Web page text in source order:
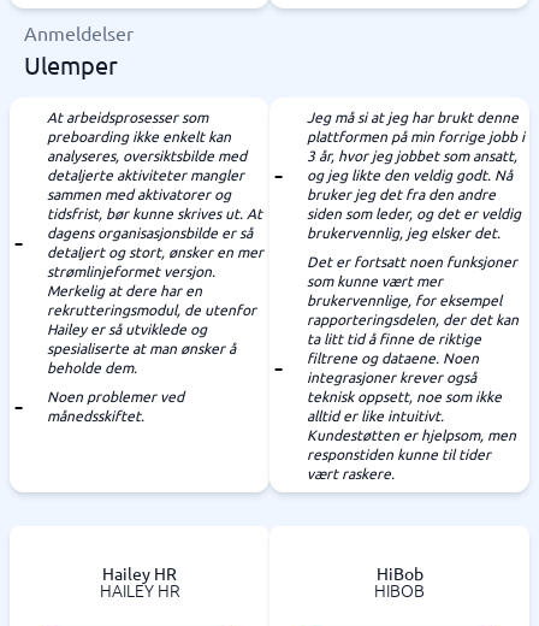
Anmeldelser
Ulemper
At arbeidsprosesser som
preboarding ikke enkelt kan
analyseres, oversiktsbilde med
detaljerte aktiviteter mangler
sammen med aktivatorer og
tidsfrist, bør kunne skrives ut. At
dagens organisasjonsbilde er så
detaljert og stort, ønsker en mer
strømlinjeformet versjon.
Merkelig at dere har en
rekrutteringsmodul, de utenfor
Hailey er så utviklede og
spesialiserte at man ønsker å
beholde dem.
Noen problemer ved
månedsskiftet.
Jeg må si at jeg har brukt denne
plattformen på min forrige jobb i
3 år, hvor jeg jobbet som ansatt,
og jeg likte den veldig godt. Nå
bruker jeg det fra den andre
siden som leder, og det er veldig
brukervennlig, jeg elsker det.
Det er fortsatt noen funksjoner
som kunne vært mer
brukervennlige, for eksempel
rapporteringsdelen, der det kan
ta litt tid å finne de riktige
filtrene og dataene. Noen
integrasjoner krever også
teknisk oppsett, noe som ikke
alltid er like intuitivt.
Kundestøtten er hjelpsom, men
responstiden kunne til tider
vært raskere.
Hailey HR
HAILEY HR
HiBob
HIBOB